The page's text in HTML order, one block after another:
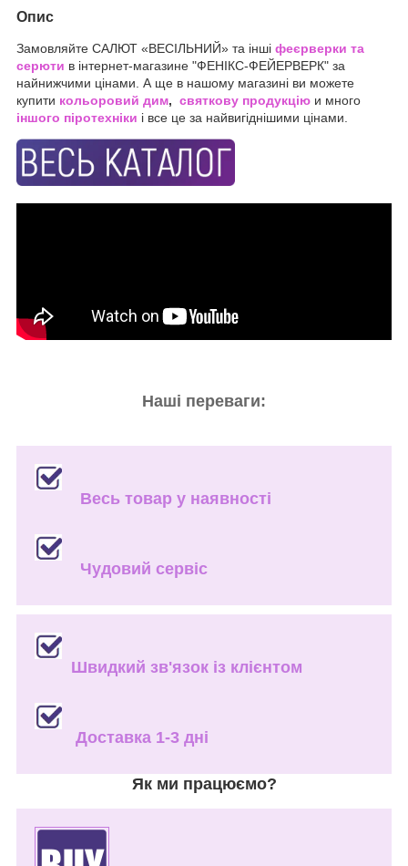
Опис
Замовляйте САЛЮТ «ВЕСІЛЬНИЙ» та інші феєрверки та
серюти в інтернет-магазине "ФЕНІКС-ФЕЙЕРВЕРК" за
найнижчими цінами. А ще в нашому магазині ви можете
купити кольоровий дим, святкову продукцію и много
іншого піротехніки і все це за найвигіднішими цінами.
Наші переваги:
Весь товар у наявності
Чудовий сервіс
Швидкий зв'язок із клієнтом
Доставка 1-3 дні
Як ми працюємо?